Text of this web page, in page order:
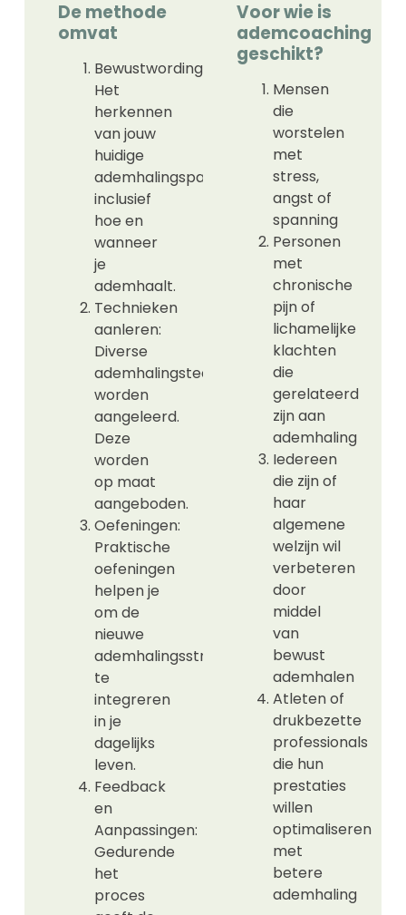
De methode
omvat
Bewustwording:
Het
herkennen
van jouw
huidige
ademhalingspatronen,
inclusief
hoe en
wanneer
je
ademhaalt.
Technieken
aanleren:
Diverse
ademhalingstechnieken
worden
aangeleerd.
Deze
worden
op maat
aangeboden.
Oefeningen:
Praktische
oefeningen
helpen je
om de
nieuwe
ademhalingsstructuren
te
integreren
in je
dagelijks
leven.
Feedback
en
Aanpassingen:
Gedurende
het
proces
Voor wie is
ademcoaching
geschikt?
Mensen
die
worstelen
met
stress,
angst of
spanning
Personen
met
chronische
pijn of
lichamelijke
klachten
die
gerelateerd
zijn aan
ademhaling
Iedereen
die zijn of
haar
algemene
welzijn wil
verbeteren
door
middel
van
bewust
ademhalen
Atleten of
drukbezette
professionals
die hun
prestaties
willen
optimaliseren
met
betere
ademhaling